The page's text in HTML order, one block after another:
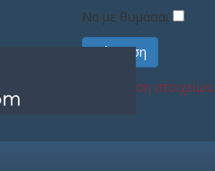
Να με θυμάσαι
Σύνδεση
Υπενθύμιση στοιχείων;